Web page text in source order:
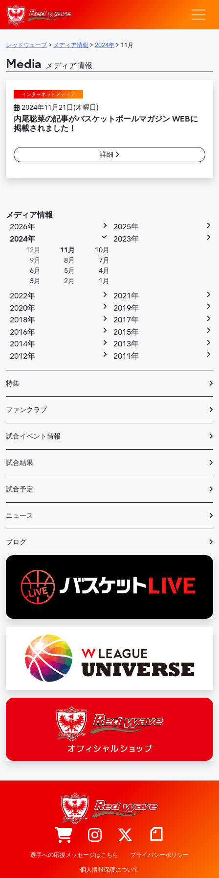
メインナビゲーション
レッドウェー
レッドウェーブ > メディア情報 > 2024年 > 11月
Media メディア情報
インターネットメディア
2024年11月21日(木曜日)
内尾聡菜の記事がバスケットボールマガジン WEBに
掲載されました！
詳細
メディア情報
2026年
2025年
2024年
12月 11月
10月
9月
8月
7月
6月
5月
4月
3月
2月 1月
2023年
2022年
2021年
2020年
2019年
2018年
2017年
2016年
2015年
2014年
2013年
2012年
2011年
特集
ファンクラブ
試合イベント情報
試合結果
試合予定
ニュース
ブログ
選手への応援メッセージはこちら プライバシーポリシー
個人情報保護について